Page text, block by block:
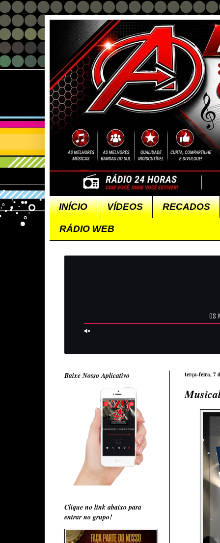
INÍCIO VÍDEOS RECADOS
RÁDIO WEB
terça-feira, 7
Baixe Nosso Aplicativo
Clique no link abaixo para
entrar no grupo!